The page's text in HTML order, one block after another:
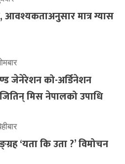
मात्र ग्यास
जेनेरेशन को-अर्डिनेशन
मिस नेपालको उपाधि
‘यता कि उता ?’ विमोचन